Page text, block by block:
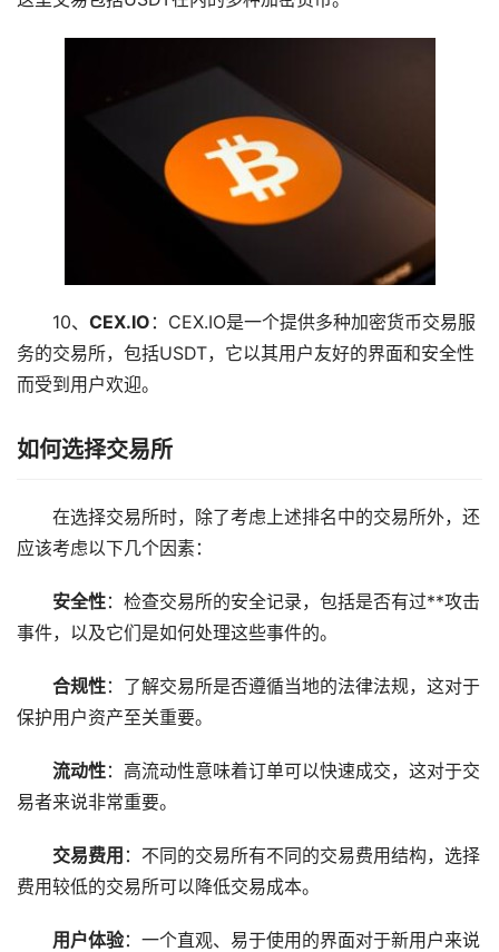
10、 CEX.IO ：CEX.IO是一个提供多种加密货币交易服
务的交易所，包括USDT，它以其用户友好的界面和安全性
而受到用户欢迎。
如何选择交易所
在选择交易所时，除了考虑上述排名中的交易所外，还
应该考虑以下几个因素：
安全性：检查交易所的安全记录，包括是否有过**攻击
事件，以及它们是如何处理这些事件的。
合规性：了解交易所是否遵循当地的法律法规，这对于
保护用户资产至关重要。
流动性：高流动性意味着订单可以快速成交，这对于交
易者来说非常重要。
交易费用 ：不同的交易所有不同的交易费用结构，选择
费用较低的交易所可以降低交易成本。
用户体验：一个直观、易于使用的界面对于新用户来说